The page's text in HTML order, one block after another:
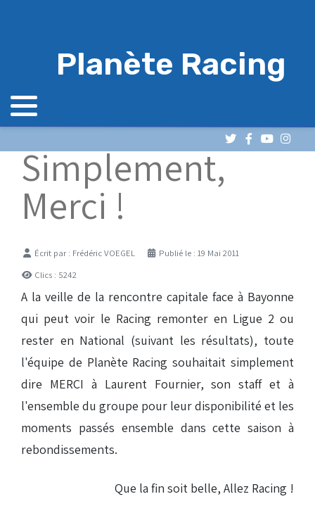
Planète Racing
Simplement,
Merci !
DétailsÉcrit par : Frédéric VOEGEL
Publié le : 19 Mai 2011
Clics : 5242
A la veille de la rencontre capitale face à Bayonne
qui peut voir le Racing remonter en Ligue 2 ou
rester en National (suivant les résultats), toute
l'équipe de Planète Racing souhaitait simplement
dire MERCI à Laurent Fournier, son staff et à
l'ensemble du groupe pour leur disponibilité et les
moments passés ensemble dans cette saison à
rebondissements.
Que la fin soit belle, Allez Racing !